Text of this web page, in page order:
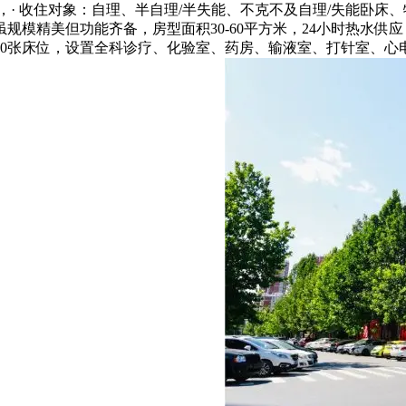
收住对象：自理、半自理/半失能、不克不及自理/失能卧床
模精美但功能齐备，房型面积30-60平方米，24小时热水供
床位，设置全科诊疗、化验室、药房、输液室、打针室、